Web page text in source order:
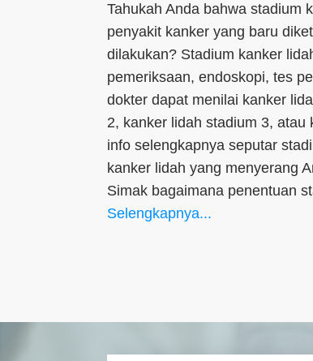
Tahukah Anda bahwa stadium
penyakit kanker yang baru
dilakukan? Stadium kanker
pemeriksaan, endoskopi, tes
dokter dapat menilai kanker
2, kanker lidah stadium 3, atau
info selengkapnya seputar
kanker lidah yang menyerang
Simak bagaimana penentuan
Selengkapnya...